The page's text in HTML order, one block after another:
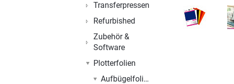
Transferpressen
Refurbished
Zubehör &
Software
Plotterfolien
Aufbügelfolien